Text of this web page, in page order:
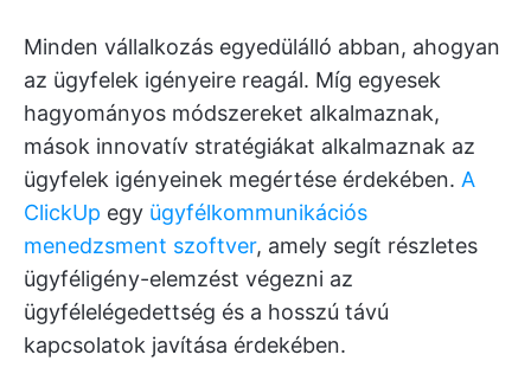
Minden vállalkozás egyedülálló abban, ahogyan
az ügyfelek igényeire reagál. Míg egyesek
hagyományos módszereket alkalmaznak,
mások innovatív stratégiákat alkalmaznak az
ügyfelek igényeinek megértése érdekében. A
ClickUp egy ügyfélkommunikációs
menedzsment szoftver, amely segít részletes
ügyféligény-elemzést végezni az
ügyfélelégedettség és a hosszú távú
kapcsolatok javítása érdekében.